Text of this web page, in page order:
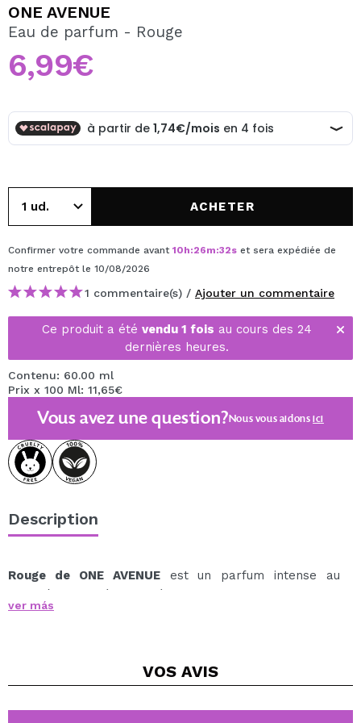
En créant un compte sur Maquibeauty.fr vous pourrez
effectuer vos achats rapidement, vérifier l'état de vos
commandes et consulter vos opérations précédentes.
CRÉER UN COMPTE
ONE AVENUE
Eau de parfum - Rouge
6,99€
ACHETER
Confirmer votre commande avant 10h:26m:32s et sera expédiée de
notre entrepôt le 10/08/2026
1 commentaire(s) / Ajouter un commentaire
Ce produit a été vendu 1 fois au cours des 24
dernières heures.
Contenu: 60.00 ml
Prix x 100 Ml: 11,65€
Vous avez une question?Nous vous aidonsici
Description
Rouge de ONE AVENUEest un parfum intense au
caractère ambré et boisé qui enveloppe la peau d'une
aura de mystère, d'élégance et de sophistication.
Son ouverture mêle safran, jasmin et orange, créant un
En son cœur, des notes d'ambre gris et de bois ambré
ver más
VOS AVIS